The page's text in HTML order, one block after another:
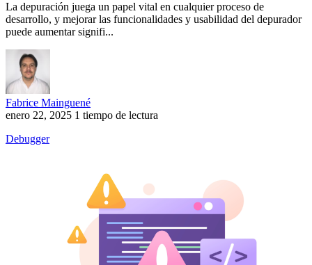
La depuración juega un papel vital en cualquier proceso de
desarrollo, y mejorar las funcionalidades y usabilidad del depurador
puede aumentar signifi...
Fabrice Mainguené
enero 22, 2025 1 tiempo de lectura
Debugger